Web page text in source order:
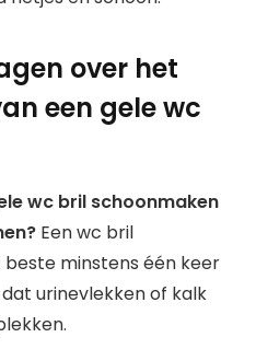
over het
een gele wc
wc bril schoonmaken
Een wc bril
minstens één keer
urinevlekken of kalk